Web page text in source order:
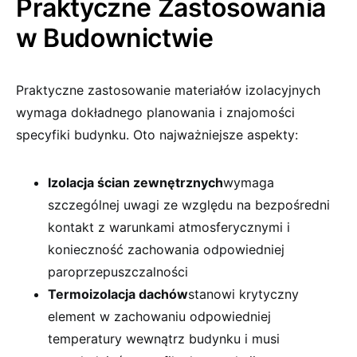
Praktyczne Zastosowania
w Budownictwie
Praktyczne zastosowanie materiałów izolacyjnych
wymaga dokładnego planowania i znajomości
specyfiki budynku. Oto najważniejsze aspekty:
Izolacja ścian zewnętrznychwymaga
szczególnej uwagi ze względu na bezpośredni
kontakt z warunkami atmosferycznymi i
konieczność zachowania odpowiedniej
paroprzepuszczalności
Termoizolacja dachówstanowi krytyczny
element w zachowaniu odpowiedniej
temperatury wewnątrz budynku i musi